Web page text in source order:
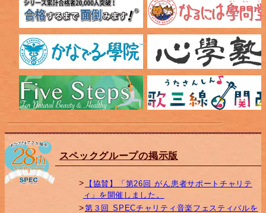
スペックグループの掲示版
【協賛】「第26回 がん患者サポートチャリテ
ィ」を開催しました。
第３回 SPECチャリティ音楽フェスティバルを